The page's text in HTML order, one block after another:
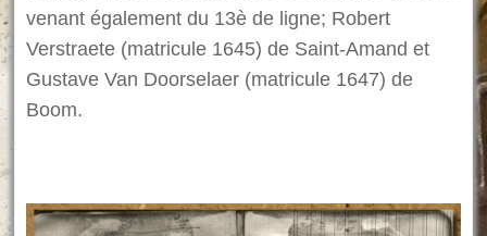
venant également du 13è de ligne; Robert
Verstraete (matricule 1645) de Saint-Amand et
Gustave Van Doorselaer (matricule 1647) de
Boom.